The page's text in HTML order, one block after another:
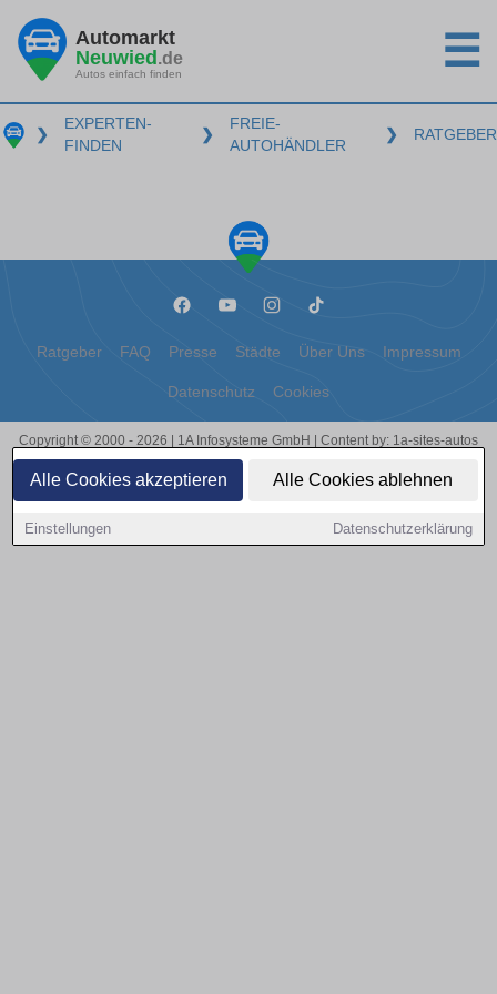
Alle Cookies akzeptieren Alle Cookies ablehnen
Einstellungen Datenschutzerklärung
Automarkt
Neuwied.de
Autos einfach finden ☰
❯
EXPERTEN-
FINDEN
❯
FREIE-
AUTOHÄNDLER
❯ RATGEBER
Ratgeber FAQ Presse Städte Über Uns Impressum
Datenschutz Cookies
Copyright © 2000 - 2026 | 1A Infosysteme GmbH | Content by: 1a-sites-autos
06.08.2026